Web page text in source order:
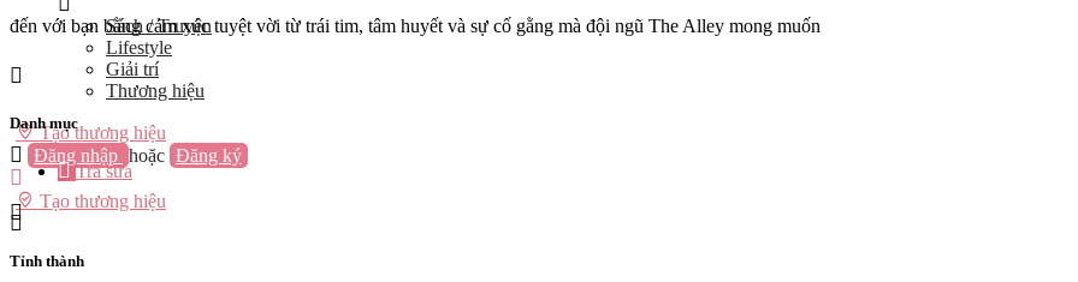
Sách / Truyện
Lifestyle
Giải trí
Thương hiệu
Tạo thương hiệu
Đăng nhập hoặc Đăng ký
Tạo thương hiệu
đến với bạn bằng cảm xúc tuyệt vời từ trái tim, tâm huyết và sự cố gằng mà đội ngũ The Alley mong muốn
Danh mục
Trà sữa
Tỉnh thành